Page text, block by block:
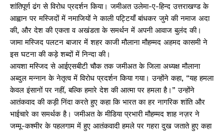
शांतिपूर्ण ढंग से विरोध प्रदर्शन किया। जमीअत उलेमा-ए-हिन्द उत्तराखण्ड के
आह्वान पर मस्जिदों में नमाजियों ने काली पट्टियाँ बांधकर जुमे की नमाज अदा
की, और देश की एकता व अखंडता के समर्थन में अपनी आवाज बुलंद की।
जामा मस्जिद पलटन बाजार में शहर काजी मौलाना मौहम्मद अहमद कासमी ने
इस घटना की कड़े शब्दों में निन्दा की।
आयशा मस्जिद से आईएसबीटी चौक तक जमीअत के जिला अध्यक्ष मौलाना
अब्दुल मन्नान के नेतृत्व में विरोध प्रदर्शन किया गया। उन्होंने कहा, “यह हमला
केवल इंसानों पर नहीं, बल्कि हमारे देश की आत्मा पर हमला है।” उन्होंने
आतंकवाद की कड़ी निंदा करते हुए कहा कि भारत का हर नागरिक शांति और
भाईचारे का समर्थक है। जमीअत के मीडिया प्रभारी मौहम्मद शाह नज़र ने
जम्मू-कश्मीर के पहलगाम में हुए आतंकवादी हमले पर गहरा दुख जताते हुए कहा